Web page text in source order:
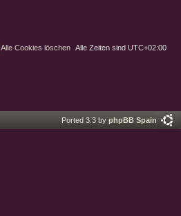
Alle Zeiten sind UTC+02:00
Alle Cookies löschen
Ported 3.3 by phpBB Spain